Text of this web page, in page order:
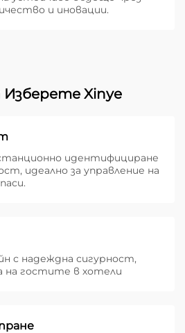
и иновации.
Xinye
идентифициране
идеално за управление на
с надеждна сигурност,
на гостите в хотели